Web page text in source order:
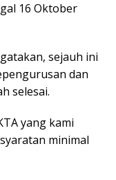
16 Oktober
sejauh ini
dan
selesai.
yang kami
minimal